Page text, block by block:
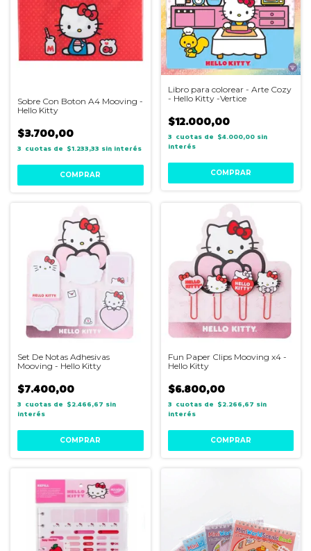
Sobre Con Boton A4 Mooving -
Hello Kitty
$3.700,00
3 $1.233,33 sin interés
Libro para colorear - Arte Cozy
- Hello Kitty -Vertice
$12.000,00
3 $4.000,00 sin
interés
COMPRAR
Set De Notas Adhesivas
Mooving - Hello Kitty
$7.400,00
3 $2.466,67 sin
interés
Fun Paper Clips Mooving x4 -
Hello Kitty
$6.800,00
3 $2.266,67 sin
interés